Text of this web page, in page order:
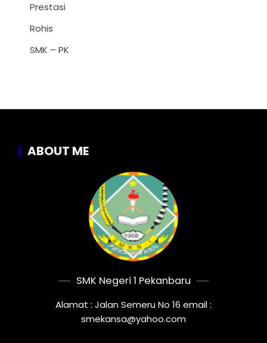
Prestasi
Rohis
SMK – PK
ABOUT ME
SMK Negeri 1 Pekanbaru
Alamat : Jalan Semeru No 16 email :
smekansa@yahoo.com